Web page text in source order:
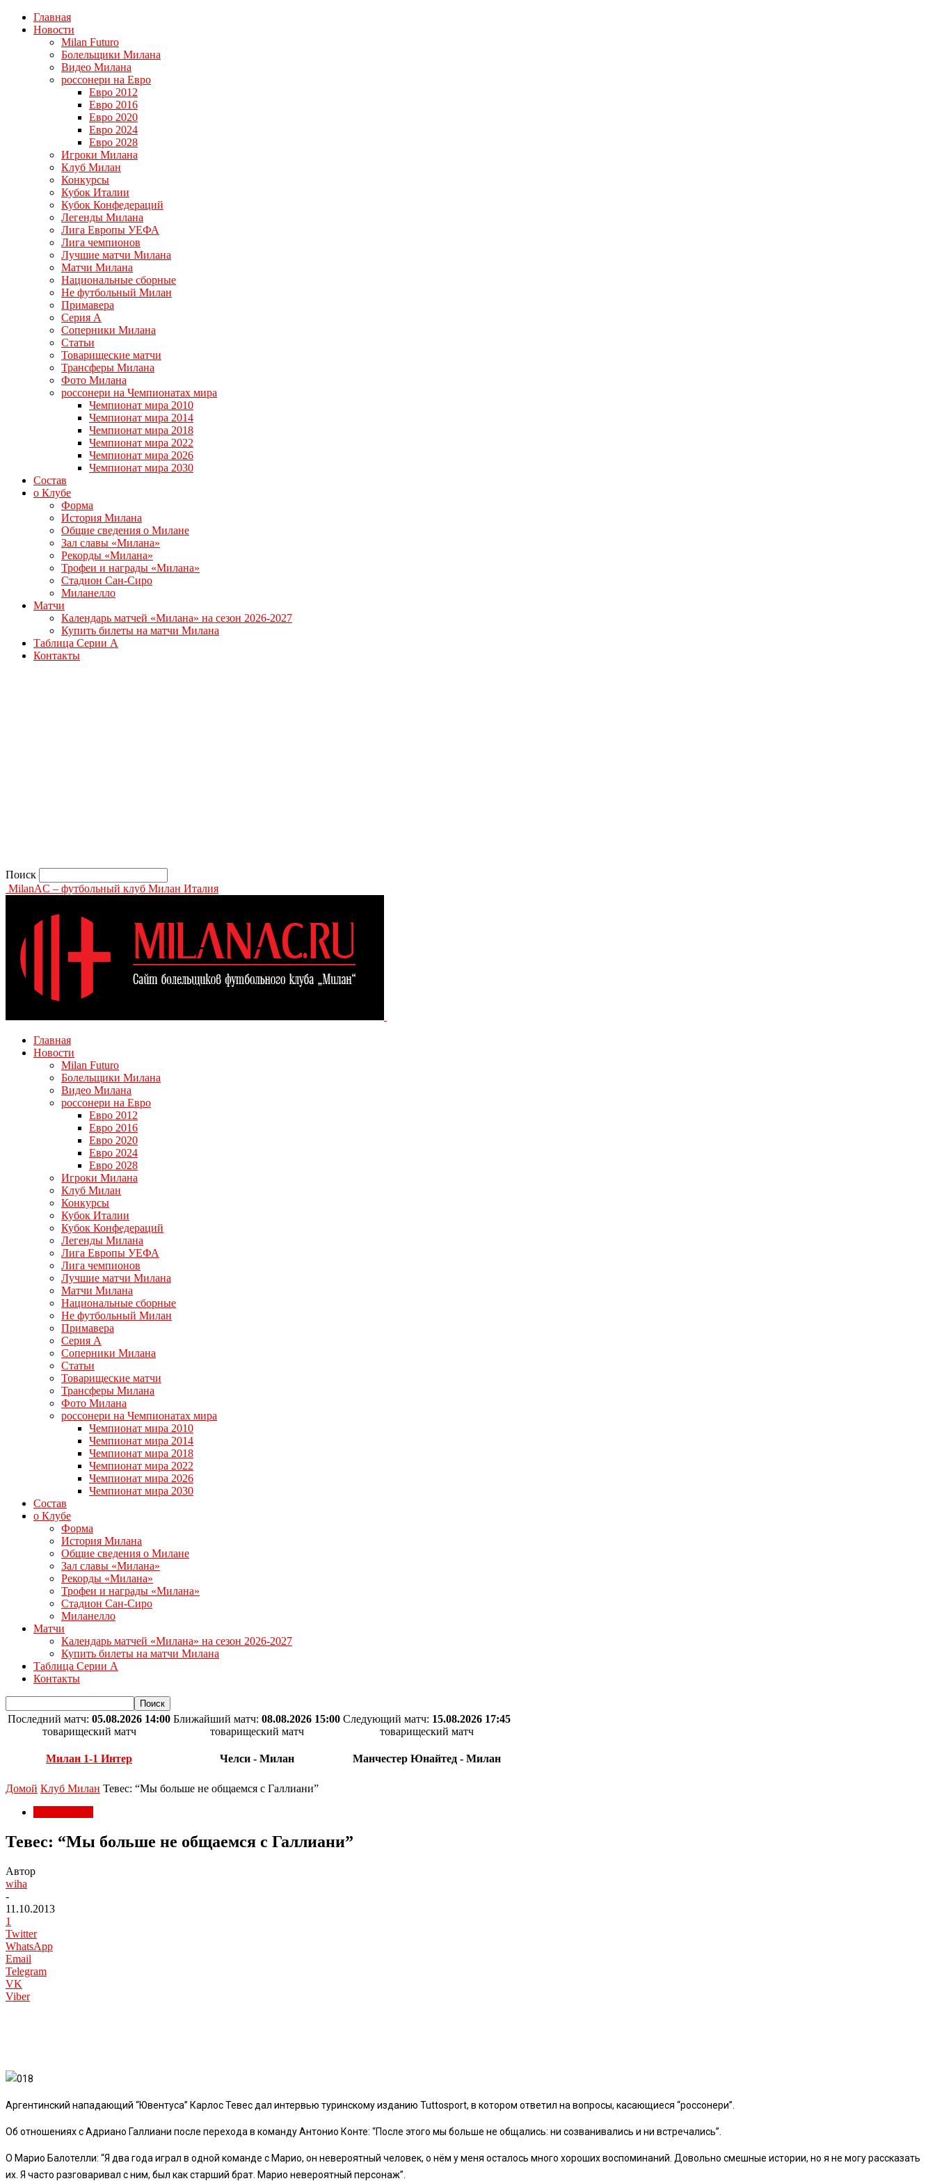
Главная
Новости
Milan Futuro
Болельщики Милана
Видео Милана
россонери на Евро
Евро 2012
Евро 2016
Евро 2020
Евро 2024
Евро 2028
Игроки Милана
Клуб Милан
Конкурсы
Кубок Италии
Кубок Конфедераций
Легенды Милана
Лига Европы УЕФА
Лига чемпионов
Лучшие матчи Милана
Матчи Милана
Национальные сборные
Не футбольный Милан
Примавера
Серия А
Соперники Милана
Статьи
Товарищеские матчи
Трансферы Милана
Фото Милана
россонери на Чемпионатах мира
Чемпионат мира 2010
Чемпионат мира 2014
Чемпионат мира 2018
Чемпионат мира 2022
Чемпионат мира 2026
Чемпионат мира 2030
Состав
о Клубе
Форма
История Милана
Общие сведения о Милане
Зал славы «Милана»
Рекорды «Милана»
Трофеи и награды «Милана»
Стадион Сан-Сиро
Миланелло
Матчи
Календарь матчей «Милана» на сезон 2026-2027
Купить билеты на матчи Милана
Таблица Серии А
Контакты
Поиск
MilanAC – футбольный клуб Милан Италия
Главная
Новости
Milan Futuro
Болельщики Милана
Видео Милана
россонери на Евро
Евро 2012
Евро 2016
Евро 2020
Евро 2024
Евро 2028
Игроки Милана
Клуб Милан
Конкурсы
Кубок Италии
Кубок Конфедераций
Легенды Милана
Лига Европы УЕФА
Лига чемпионов
Лучшие матчи Милана
Матчи Милана
Национальные сборные
Не футбольный Милан
Примавера
Серия А
Соперники Милана
Статьи
Товарищеские матчи
Трансферы Милана
Фото Милана
россонери на Чемпионатах мира
Чемпионат мира 2010
Чемпионат мира 2014
Чемпионат мира 2018
Чемпионат мира 2022
Чемпионат мира 2026
Чемпионат мира 2030
Состав
о Клубе
Форма
История Милана
Общие сведения о Милане
Зал славы «Милана»
Рекорды «Милана»
Трофеи и награды «Милана»
Стадион Сан-Сиро
Миланелло
Матчи
Календарь матчей «Милана» на сезон 2026-2027
Купить билеты на матчи Милана
Таблица Серии А
Контакты
Последний матч: 05.08.2026 14:00
товарищеский матч
Милан 1-1 Интер
Ближайший матч: 08.08.2026 15:00
товарищеский матч
Челси - Милан
Следующий матч: 15.08.2026 17:45
товарищеский матч
Манчестер Юнайтед - Милан
Домой Клуб Милан Тевес: “Мы больше не общаемся с Галлиани”
Тевес: “Мы больше не общаемся с Галлиани”
Автор
wiha
-
11.10.2013
1
Twitter
WhatsApp
Email
Telegram
VK
Viber
Аргентинский нападающий “Ювентуса” Карлос Тевес дал интервью туринскому изданию Tuttosport, в котором ответил на вопросы, касающиеся “россонери”.
Об отношениях с Адриано Галлиани после перехода в команду Антонио Конте: “После этого мы больше не общались: ни созванивались и ни встречались”.
О Марио Балотелли: “Я два года играл в одной команде с Марио, он невероятный человек, о нём у меня осталось много хороших воспоминаний. Довольно смешные истории, но я не могу рассказать
их. Я часто разговаривал с ним, был как старший брат. Марио невероятный персонаж”.